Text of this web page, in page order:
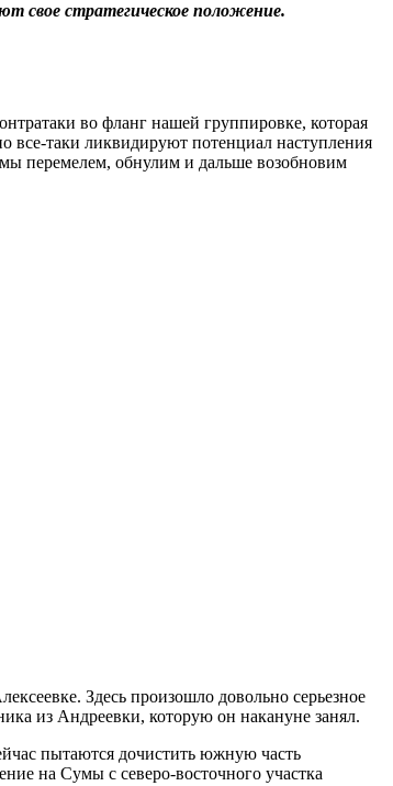
свое стратегическое положение.
во фланг нашей группировке, которая
все-таки ликвидируют потенциал наступления
перемелем, обнулим и дальше возобновим
Здесь произошло довольно серьезное
из Андреевки, которую он накануне занял.
пытаются дочистить южную часть
на Сумы с северо-восточного участка